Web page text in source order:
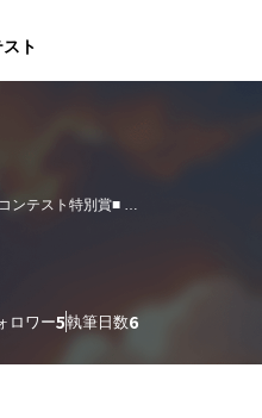
ト
ンテスト特別賞■
30 ③巻鋭意制作中【スニーカー文庫
【カクヨムコン９特別賞】
【書籍化進行中】
ロワー5執筆日数6